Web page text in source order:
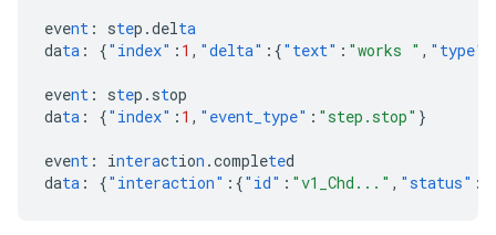
event : step.delta
data : {"index" : 1 , "delta" :{"text" : "works " , "type"
event : step.stop
data : {"index" : 1 , "event_type" : "step.stop" }
event : interaction .completed
data : {"interaction" :{"id" : "v1_Chd..." , "status" :